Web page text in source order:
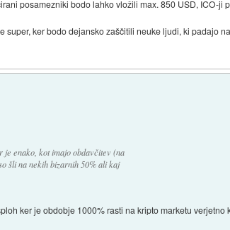
posamezniki bodo lahko vložili max. 850 USD, ICO-ji
ker bodo dejansko zaščitili neuke ljudi, ki padajo
enako, kot imajo obdavčitev (na
šli na nekih bizarnih 50% ali kaj
ker je obdobje 1000% rasti na kripto marketu verjetno